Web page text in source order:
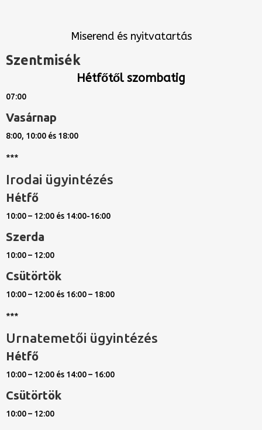
Miserend és nyitvatartás
Szentmisék
Hétfőtől szombatig
07:00
Vasárnap
8:00, 10:00 és 18:00
***
Irodai ügyintézés
Hétfő
10:00 – 12:00 és 14:00-16:00
Szerda
10:00 – 12:00
Csütörtök
10:00 – 12:00 és 16:00 – 18:00
***
Urnatemetői ügyintézés
Hétfő
10:00 – 12:00 és 14:00 – 16:00
Csütörtök
10:00 – 12:00